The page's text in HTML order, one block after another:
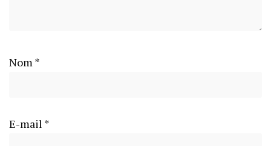
Nom *
E-mail *